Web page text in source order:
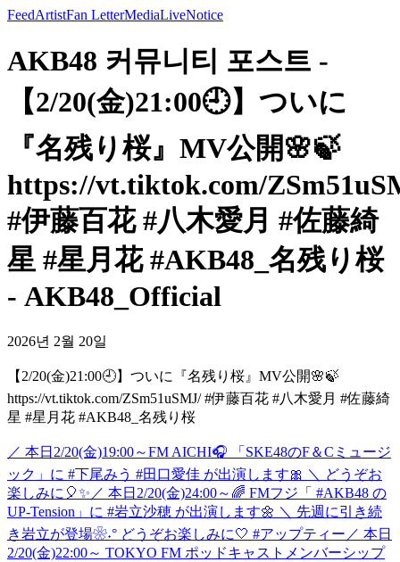
FeedArtistFan LetterMediaLiveNotice
AKB48 커뮤니티 포스트 -
【2/20(金)21:00🕘】ついに
『名残り桜』MV公開🌸🍃
https://vt.tiktok.com/
#伊藤百花 #八木愛月 #佐藤綺
星 #星月花 #AKB48_名残り桜
- AKB48_Official
2026년 2월 20일
【2/20(金)21:00🕘】ついに『名残り桜』MV公開🌸🍃
https://vt.tiktok.com/ZSm51uSMJ/ #伊藤百花 #八木愛月 #佐藤綺
星 #星月花 #AKB48_名残り桜
／ 本日2/20(金)19:00～FM AICHI🎧 「SKE48のF＆Cミュージ
ック」に #下尾みう #田口愛佳 が出演します🎀 ＼ どうぞお
楽しみに🎈✨ ／ 本日2/20(金)24:00～🌈 FMフジ「 #AKB48 の
UP-Tension」に #岩立沙穂 が出演します🌼 ＼ 先週に引き続
き岩立が登場❀˖° どうぞお楽しみに🤍 #アップティー ／ 本日
2/20(金)22:00～ TOKYO FM ポッドキャストメンバーシップ